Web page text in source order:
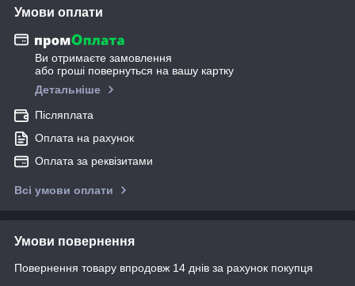
Умови оплати
Ви отримаєте замовлення
або гроші повернуться на вашу картку
Детальніше
Післяплата
Оплата на рахунок
Оплата за реквізитами
Всі умови оплати
Умови повернення
Повернення товару впродовж 14 днів за рахунок покупця